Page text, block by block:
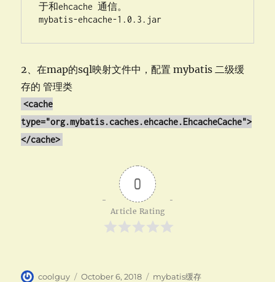
于和ehcache 通信。
2、在map的sql映射文件中，配置 mybatis 二级缓
存的 管理类
<cache
type="org.mybatis.caches.ehcache.EhcacheCache">
</cache>
0
Article Rating
Author
coolguy
Posted
October 6, 2018 Categories
mybatis缓存